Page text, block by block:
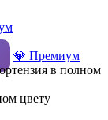
💎 Премиум
в полном